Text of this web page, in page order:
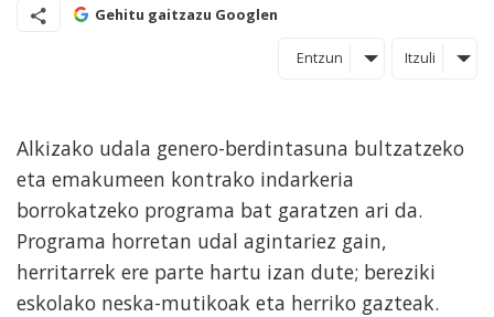
Gehitu gaitzazu Googlen
Entzun Itzuli
Alkizako udala genero-berdintasuna bultzatzeko
eta emakumeen kontrako indarkeria
borrokatzeko programa bat garatzen ari da.
Programa horretan udal agintariez gain,
herritarrek ere parte hartu izan dute; bereziki
eskolako neska-mutikoak eta herriko gazteak.